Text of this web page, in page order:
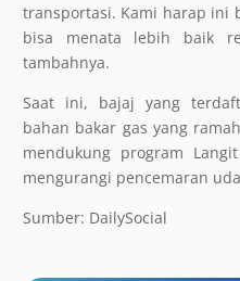
transportasi. Kami harap ini
bisa menata lebih baik
tambahnya.
Saat ini, bajaj yang
bahan bakar gas yang
mendukung program
mengurangi pencemaran
Sumber: DailySocial